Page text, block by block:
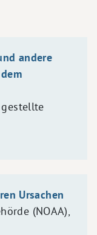
andere
Ursachen
(NOAA),